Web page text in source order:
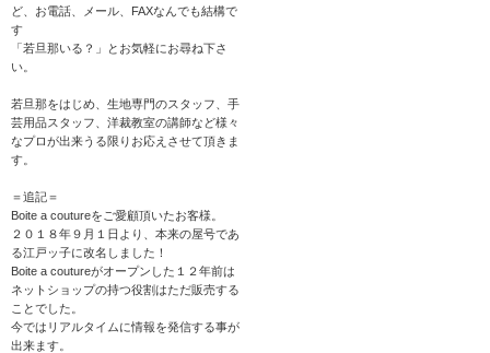
ど、お電話、メール、FAXなんでも結構で
す
「若旦那いる？」とお気軽にお尋ね下さ
い。
若旦那をはじめ、生地専門のスタッフ、手
芸用品スタッフ、洋裁教室の講師など様々
なプロが出来うる限りお応えさせて頂きま
す。
＝追記＝
Boite a coutureをご愛顧頂いたお客様。
２０１８年９月１日より、本来の屋号であ
る江戸ッ子に改名しました！
Boite a coutureがオープンした１２年前は
ネットショップの持つ役割はただ販売する
ことでした。
今ではリアルタイムに情報を発信する事が
出来ます。